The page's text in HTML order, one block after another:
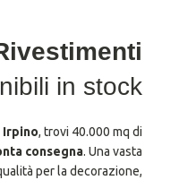
in stock
Irpino, trovi 40.000 mq di
consegna. Una vasta
per la decorazione,